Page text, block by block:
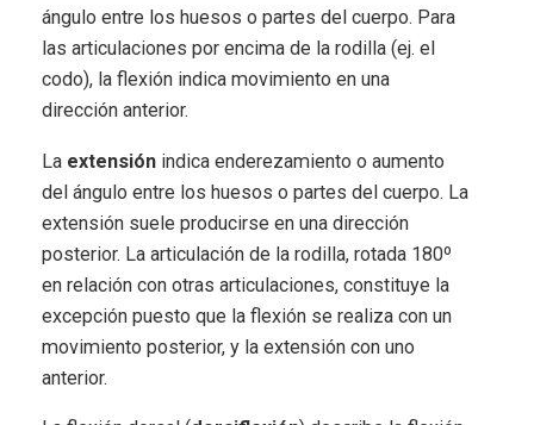
ángulo entre los huesos o partes del cuerpo. Para
las articulaciones por encima de la rodilla (ej. el
codo), la flexión indica movimiento en una
dirección anterior.
La extensión indica enderezamiento o aumento
del ángulo entre los huesos o partes del cuerpo. La
extensión suele producirse en una dirección
posterior. La articulación de la rodilla, rotada 180º
en relación con otras articulaciones, constituye la
excepción puesto que la flexión se realiza con un
movimiento posterior, y la extensión con uno
anterior.